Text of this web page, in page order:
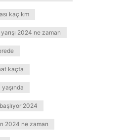
kaç km
2024 ne zaman
kaçta
2024
2024 ne zaman